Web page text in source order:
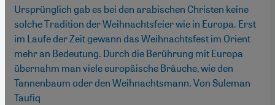
Ursprünglich gab es bei den arabischen Christen keine
solche Tradition der Weihnachtsfeier wie in Europa. Erst
im Laufe der Zeit gewann das Weihnachtsfest im Orient
mehr an Bedeutung. Durch die Berührung mit Europa
übernahm man viele europäische Bräuche, wie den
Tannenbaum oder den Weihnachtsmann. Von Suleman
Taufiq